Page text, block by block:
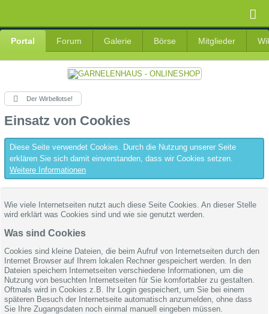
Portal Forum Galerie Börse Mitglieder
Der Wirbellotse!
Einsatz von Cookies
Diese Seite verwendet Cookies. Durch die Nutzung unserer Seite
erklären Sie sich damit einverstanden, dass wir Cookies setzen.
Weitere Informationen
Wie viele Internetseiten nutzt auch diese Seite Cookies. An dieser Stelle
wird erklärt was Cookies sind und wie sie genutzt werden.
Was sind Cookies
Cookies sind kleine Dateien, die beim Aufruf von Internetseiten durch den
Internet Browser auf Ihrem lokalen Rechner gespeichert werden. In den
Dateien speichern Internetseiten verschiedene Informationen, um die
Nutzung von besuchten Internetseiten für Sie komfortabler zu gestalten.
Oftmals wird in Cookies z.B. Ihr Login gespeichert, um Sie bei einem
späteren Besuch der Internetseite automatisch anzumelden, ohne dass
Sie Ihre Zugangsdaten noch einmal manuell eingeben müssen.